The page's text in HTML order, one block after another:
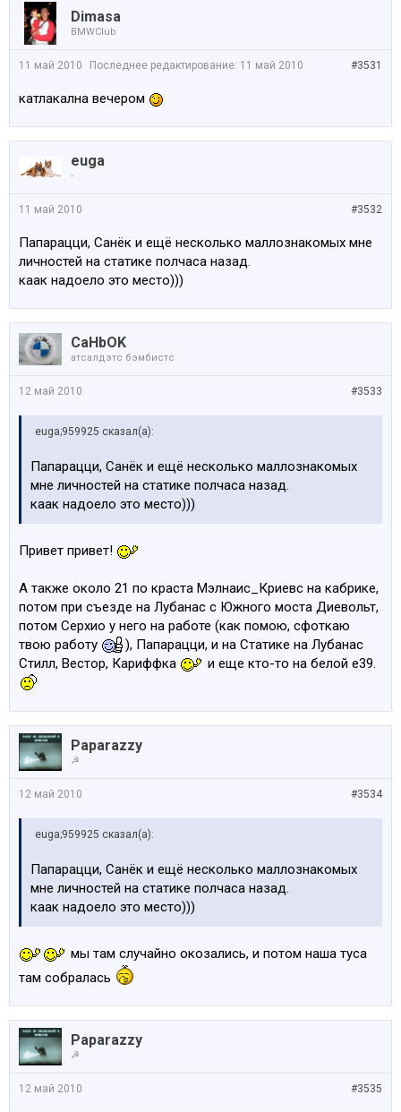
Dimasa
BMWClub
#3531
11 май 2010 Последнее редактирование: 11 май 2010
катлакална вечером
euga
-
#3532
11 май 2010
Папарацци, Санёк и ещё несколько маллознакомых мне
личностей на статике полчаса назад.
каак надоело это место)))
CaHbOK
атсалдэтс бэмбистс
#3533
12 май 2010
euga;959925 сказал(а):
Папарацци, Санёк и ещё несколько маллознакомых
мне личностей на статике полчаса назад.
каак надоело это место)))
Привет привет!
А также около 21 по краста Мэлнаис_Криевс на кабрике,
потом при съезде на Лубанас с Южного моста Диевольт,
потом Серхио у него на работе (как помою, сфоткаю
твою работу
), Папарацци, и на Статике на Лубанас
Стилл, Вестор, Кариффка
и еще кто-то на белой е39.
Paparazzy
☭
#3534
12 май 2010
euga;959925 сказал(а):
Папарацци, Санёк и ещё несколько маллознакомых
мне личностей на статике полчаса назад.
каак надоело это место)))
мы там случайно окозались, и потом наша туса
там собралась
Paparazzy
☭
#3535
12 май 2010